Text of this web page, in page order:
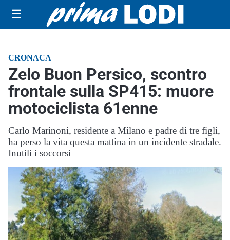
☰
CRONACA
Zelo Buon Persico, scontro
frontale sulla SP415: muore
motociclista 61enne
Carlo Marinoni, residente a Milano e padre di tre figli,
ha perso la vita questa mattina in un incidente stradale.
Inutili i soccorsi